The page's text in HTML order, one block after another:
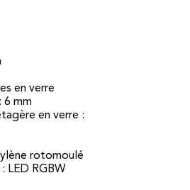
en verre
6 mm
en verre :
rotomoulé
LED RGBW